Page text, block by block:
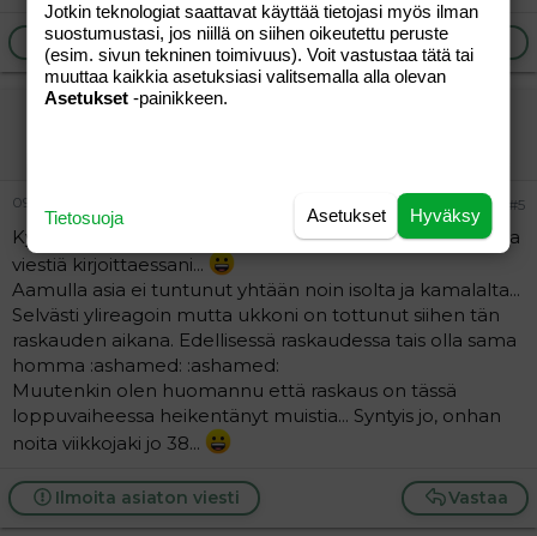
Ilmoita asiaton viesti
nanna81
09.08.2004 #5
Kylläpäs huomaa että olen ollu melkoisen väsynyt tuota
viestiä kirjoittaessani...
Aamulla asia ei tuntunut yhtään noin isolta ja kamalalta...
Selvästi ylireagoin mutta ukkoni on tottunut siihen tän
raskauden aikana. Edellisessä raskaudessa tais olla sama
homma :ashamed: :ashamed:
Muutenkin olen huomannu että raskaus on tässä
loppuvaiheessa heikentänyt muistia... Syntyis jo, onhan
noita viikkojaki jo 38...
Vastaa
Ilmoita asiaton viesti
Jotkin teknologiat saattavat käyttää tietojasi myös ilman
suostumustasi, jos niillä on siihen oikeutettu peruste
(esim. sivun tekninen toimivuus). Voit vastustaa tätä tai
muuttaa kaikkia asetuksiasi valitsemalla alla olevan
Asetukset -painikkeen.
Hyväksy
Asetukset
Tietosuoja